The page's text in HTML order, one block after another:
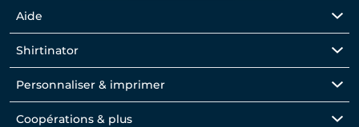
Aide
Shirtinator
Personnaliser & imprimer
Coopérations & plus